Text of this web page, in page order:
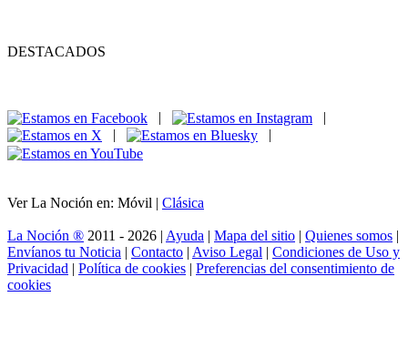
DESTACADOS
|
|
|
|
Ver La Noción en: Móvil | Clásica
La Noción ® 2011 - 2026 | Ayuda | Mapa del sitio | Quienes somos |
Envíanos tu Noticia | Contacto | Aviso Legal | Condiciones de Uso y
Privacidad | Política de cookies | Preferencias del consentimiento de
cookies